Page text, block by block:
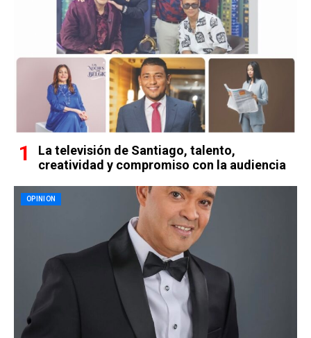
La televisión de Santiago, talento,
creatividad y compromiso con la audiencia
OPINION